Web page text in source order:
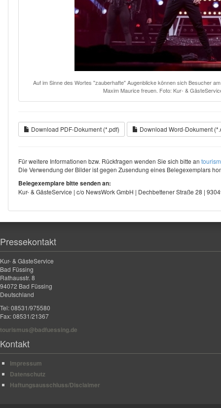
Auf im Sinne des Wortes "zauberhafte" Augenblicke können sich Besucher
Maxim Maurice freuen. Foto: Kur- &
Download PDF-Dokument (*.pdf) Download Word-Dokument
Für weitere Informationen bzw. Rückfragen wenden Sie sich bitte an
Die Verwendung der Bilder ist gegen Zusendung eines Belegexemplars
Belegexemplare bitte senden an:
Kur- & GästeService | c/o NewsWork GmbH | Dechbettener Straße 28 |
Pressekontakt
Kur- & GästeService
Bad Füssing
Rathausstr. 8
94072 Bad Füssing
Deutschland
Tel: 08531/975580
Fax: 08531/21367
tourismus@badfuessing.de
Kontakt
Impressum
Datenschutz
Haftungsausschluss/Disclaimer